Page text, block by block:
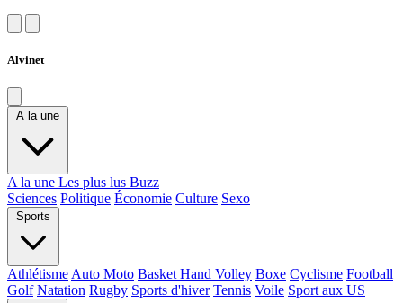
Alvinet
A la une
A la une Les plus lus Buzz
Sciences Politique Économie Culture Sexo
Sports
Athlétisme Auto Moto Basket Hand Volley Boxe Cyclisme Football
Golf Natation Rugby Sports d'hiver Tennis Voile Sport aux US